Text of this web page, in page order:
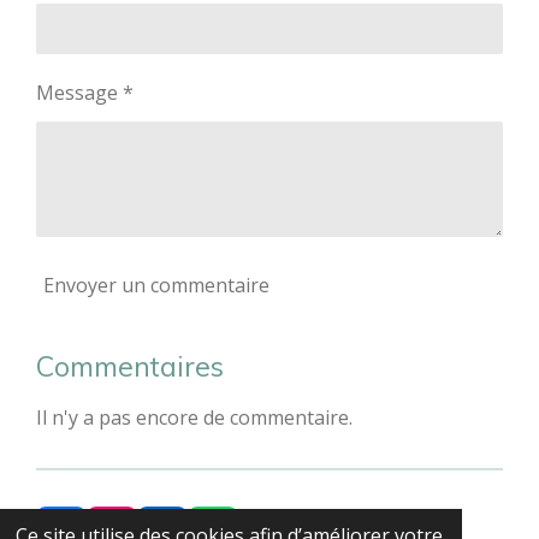
Message *
Envoyer un commentaire
Commentaires
Il n'y a pas encore de commentaire.